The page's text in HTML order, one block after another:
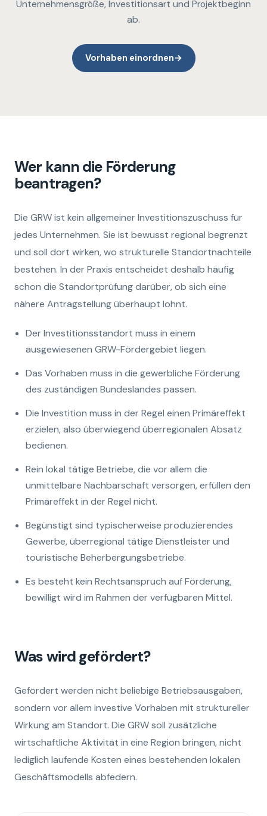
Unternehmensgröße, Investitionsart und Projektbeginn
ab.
Vorhaben einordnen→
Wer kann die Förderung
beantragen?
Die GRW ist kein allgemeiner Investitionszuschuss für
jedes Unternehmen. Sie ist bewusst regional begrenzt
und soll dort wirken, wo strukturelle Standortnachteile
bestehen. In der Praxis entscheidet deshalb häufig
schon die Standortprüfung darüber, ob sich eine
nähere Antragstellung überhaupt lohnt.
Der Investitionsstandort muss in einem
ausgewiesenen GRW-Fördergebiet liegen.
Das Vorhaben muss in die gewerbliche Förderung
des zuständigen Bundeslandes passen.
Die Investition muss in der Regel einen Primäreffekt
erzielen, also überwiegend überregionalen Absatz
bedienen.
Rein lokal tätige Betriebe, die vor allem die
unmittelbare Nachbarschaft versorgen, erfüllen den
Primäreffekt in der Regel nicht.
Begünstigt sind typischerweise produzierendes
Gewerbe, überregional tätige Dienstleister und
touristische Beherbergungsbetriebe.
Es besteht kein Rechtsanspruch auf Förderung,
bewilligt wird im Rahmen der verfügbaren Mittel.
Was wird gefördert?
Gefördert werden nicht beliebige Betriebsausgaben,
sondern vor allem investive Vorhaben mit struktureller
Wirkung am Standort. Die GRW soll zusätzliche
wirtschaftliche Aktivität in eine Region bringen, nicht
lediglich laufende Kosten eines bestehenden lokalen
Geschäftsmodells abfedern.